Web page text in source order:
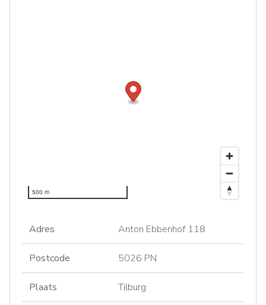
500 m
Adres Anton Ebbenhof 118
Postcode 5026 PN
Plaats Tilburg